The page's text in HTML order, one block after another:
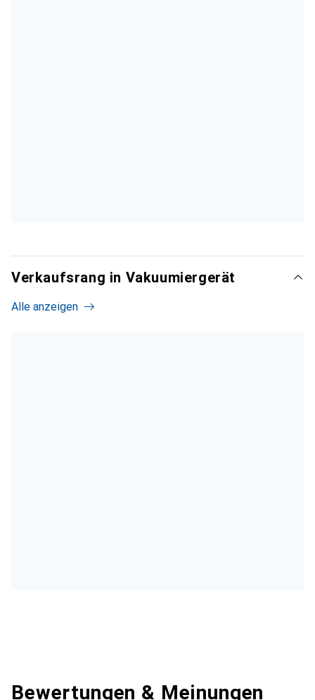
Verkaufsrang in Vakuumiergerät
Alle anzeigen
Bewertungen & Meinungen